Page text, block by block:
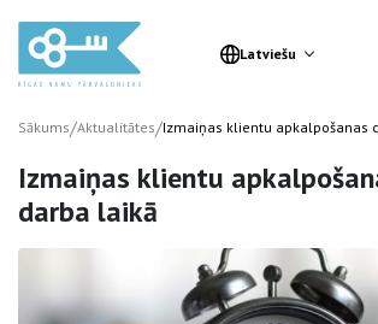
Latviešu
Sākums/Aktualitātes/Izmaiņas klientu apkalpošanas
Izmaiņas klientu
darba laikā